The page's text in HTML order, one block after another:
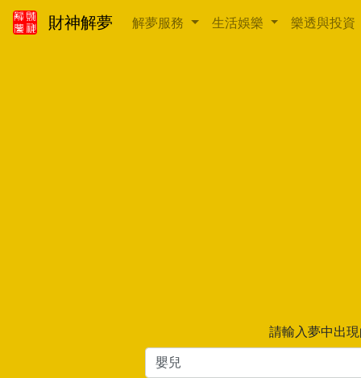
財神解夢 解夢服務 生活娛樂 樂透與投資
請輸入夢中出